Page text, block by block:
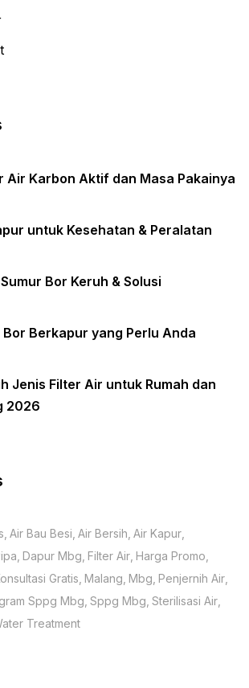
Air Karbon Aktif dan Masa Pakainya
untuk Kesehatan & Peralatan
Bor Keruh & Solusi
Berkapur yang Perlu Anda
Jenis Filter Air untuk Rumah dan
2026
Air Bau Besi Air Bersih Air Kapur
Dapur Mbg Filter Air Harga Promo
Gratis Malang Mbg Penjernih Air
Sppg Mbg Sppg Mbg Sterilisasi Air
Treatment